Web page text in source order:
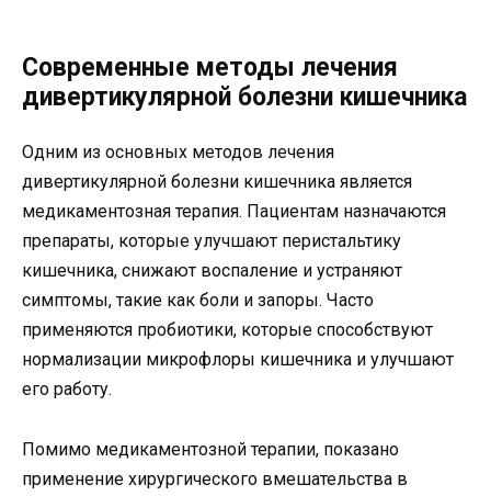
Современные методы лечения
дивертикулярной болезни кишечника
Одним из основных методов лечения
дивертикулярной болезни кишечника является
медикаментозная терапия. Пациентам назначаются
препараты, которые улучшают перистальтику
кишечника, снижают воспаление и устраняют
симптомы, такие как боли и запоры. Часто
применяются пробиотики, которые способствуют
нормализации микрофлоры кишечника и улучшают
его работу.
Помимо медикаментозной терапии, показано
применение хирургического вмешательства в